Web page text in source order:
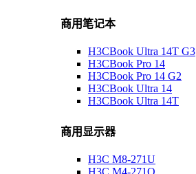
商用笔记本
H3CBook Ultra 14T G3
H3CBook Pro 14
H3CBook Pro 14 G2
H3CBook Ultra 14
H3CBook Ultra 14T
商用显示器
H3C M8-271U
H3C M4-271Q